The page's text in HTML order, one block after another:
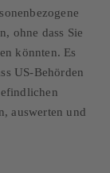
ohne dass Sie
könnten. Es
US-Behörden
auswerten und